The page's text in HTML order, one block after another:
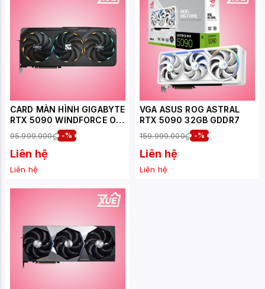
CARD MÀN HÌNH GIGABYTE
RTX 5090 WINDFORCE OC
32G GDDR7 (GV-
N5090WF3OC-32GD)
95.999.000₫ -%
Liên hệ
Liên hệ
VGA ASUS ROG ASTRAL
RTX 5090 32GB GDDR7
159.999.000₫ -%
Liên hệ
Liên hệ